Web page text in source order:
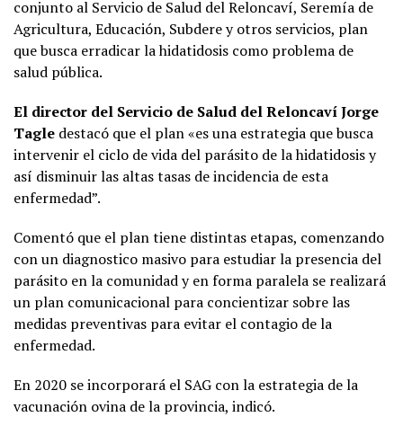
conjunto al Servicio de Salud del Reloncaví, Seremía de
Agricultura, Educación, Subdere y otros servicios, plan
que busca erradicar la hidatidosis como problema de
salud pública.
El director del Servicio de Salud del Reloncaví Jorge
Tagle destacó que el plan «es una estrategia que busca
intervenir el ciclo de vida del parásito de la hidatidosis y
así disminuir las altas tasas de incidencia de esta
enfermedad”.
Comentó que el plan tiene distintas etapas, comenzando
con un diagnostico masivo para estudiar la presencia del
parásito en la comunidad y en forma paralela se realizará
un plan comunicacional para concientizar sobre las
medidas preventivas para evitar el contagio de la
enfermedad.
En 2020 se incorporará el SAG con la estrategia de la
vacunación ovina de la provincia, indicó.